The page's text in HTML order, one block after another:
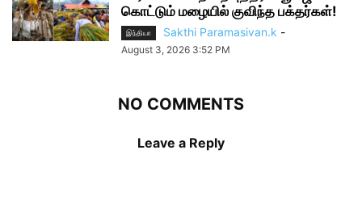
கொட்டும் மழையில் குவிந்த பக்தர்கள்!
இந்தியா Sakthi Paramasivan.k -
August 3, 2026 3:52 PM
NO COMMENTS
Leave a Reply